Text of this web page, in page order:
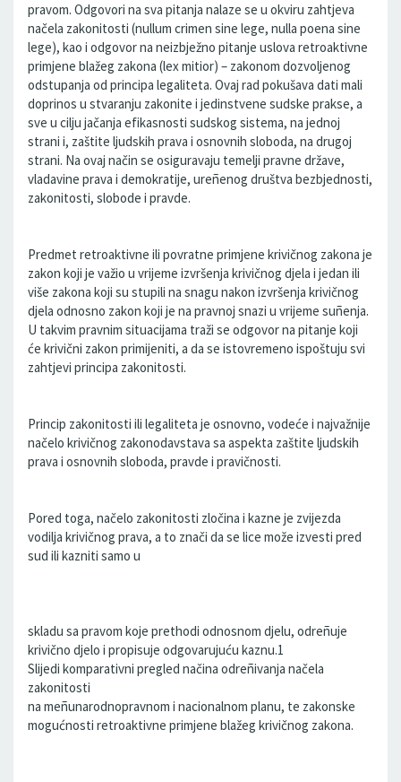
pravom. Odgovori na sva pitanja nalaze se u okviru zahtjeva
načela zakonitosti (nullum crimen sine lege, nulla poena sine
lege), kao i odgovor na neizbježno pitanje uslova retroaktivne
primjene blažeg zakona (lex mitior) – zakonom dozvoljenog
odstupanja od principa legaliteta. Ovaj rad pokušava dati mali
doprinos u stvaranju zakonite i jedinstvene sudske prakse, a
sve u cilju jačanja efikasnosti sudskog sistema, na jednoj
strani i, zaštite ljudskih prava i osnovnih sloboda, na drugoj
strani. Na ovaj način se osiguravaju temelji pravne države,
vladavine prava i demokratije, ureñenog društva bezbjednosti,
zakonitosti, slobode i pravde.
Predmet retroaktivne ili povratne primjene krivičnog zakona je
zakon koji je važio u vrijeme izvršenja krivičnog djela i jedan ili
više zakona koji su stupili na snagu nakon izvršenja krivičnog
djela odnosno zakon koji je na pravnoj snazi u vrijeme suñenja.
U takvim pravnim situacijama traži se odgovor na pitanje koji
će krivični zakon primijeniti, a da se istovremeno ispoštuju svi
zahtjevi principa zakonitosti.
Princip zakonitosti ili legaliteta je osnovno, vodeće i najvažnije
načelo krivičnog zakonodavstava sa aspekta zaštite ljudskih
prava i osnovnih sloboda, pravde i pravičnosti.
Pored toga, načelo zakonitosti zločina i kazne je zvijezda
vodilja krivičnog prava, a to znači da se lice može izvesti pred
sud ili kazniti samo u
skladu sa pravom koje prethodi odnosnom djelu, odreñuje
krivično djelo i propisuje odgovarujuću kaznu.1
Slijedi komparativni pregled načina odreñivanja načela
zakonitosti
na meñunarodnopravnom i nacionalnom planu, te zakonske
mogućnosti retroaktivne primjene blažeg krivičnog zakona.